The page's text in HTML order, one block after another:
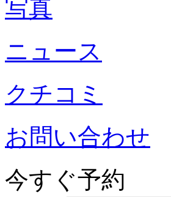
写真
ニュース
クチコミ
お問い合わせ
今すぐ予約